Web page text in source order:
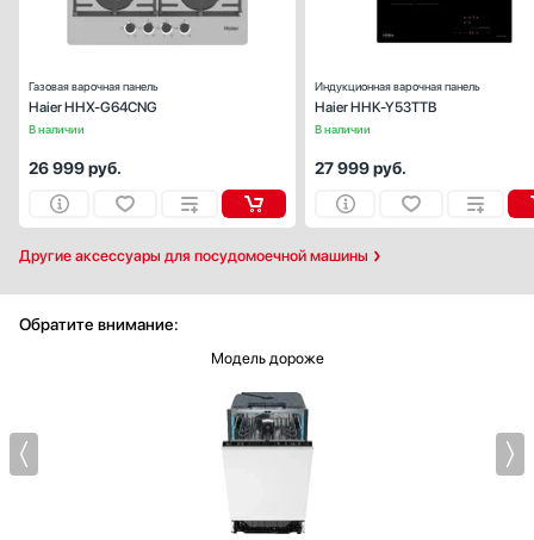
Другие аксессуары для посудомоечной машины
В наличии
Газовая варочная панель
Haier HHX-G64CNG
26 999руб.
В наличии
Индукционная варочная панель
Haier HHK-Y53TTB
27 999руб.
Обратите внимание:
Модель дороже